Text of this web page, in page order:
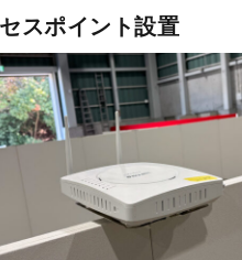
スポイント設置